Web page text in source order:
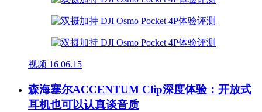
视频 16 06.15
森海塞尔ACCENTUM Clip深度体验：开放式
耳机也可以认真谈音质